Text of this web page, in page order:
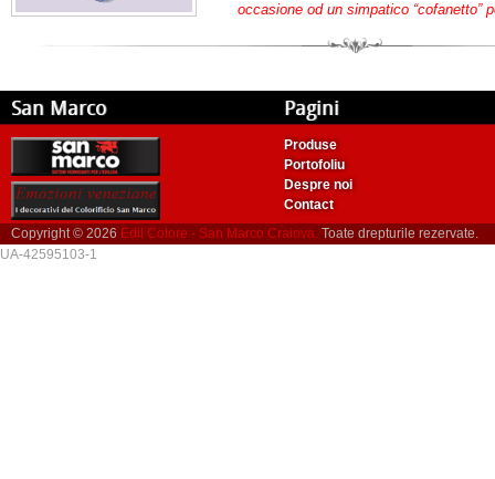
occasione od un simpatico “cofanetto”
San Marco Pagini
Produse
Portofoliu
Despre noi
Contact
Copyright © 2026 Edil Colore - San Marco Craiova. Toate drepturile rezervate.
UA-42595103-1